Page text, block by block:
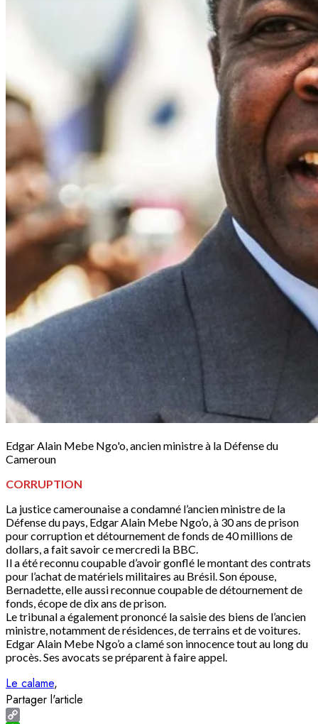
Edgar Alain Mebe Ngo'o, ancien ministre à la Défense du
Cameroun
CORRUPTION
La justice camerounaise a condamné l’ancien ministre de la
Défense du pays, Edgar Alain Mebe Ngo’o, à 30 ans de prison
pour corruption et détournement de fonds de 40 millions de
dollars, a fait savoir ce mercredi la BBC.
Il a été reconnu coupable d’avoir gonflé le montant des contrats
pour l’achat de matériels militaires au Brésil. Son épouse,
Bernadette, elle aussi reconnue coupable de détournement de
fonds, écope de dix ans de prison.
Le tribunal a également prononcé la saisie des biens de l’ancien
ministre, notamment de résidences, de terrains et de voitures.
Edgar Alain Mebe Ngo’o a clamé son innocence tout au long du
procès. Ses avocats se préparent à faire appel.
Le calame
Partager l'article